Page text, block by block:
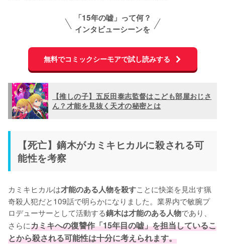
「15年の嘘」って何？
インタビューシーンを
無料でコミックシーモアで試し読みする
【推しの子】五反田泰志監督はこども部屋おじさ
ん？才能を見抜く天才の秘密とは
【死亡】鏑木がカミキヒカルに殺される可
能性を考察
カミキヒカルは才能のある人物を殺すことに快楽を見出す猟
奇殺人犯だと109話で明らかになりました。業界内で敏腕プ
ロデューサーとして活動する鏑木は才能のある人物であり、
さらにカミキへの復讐作「15年目の嘘」を担当しているこ
とから殺される可能性は十分に考えられます。